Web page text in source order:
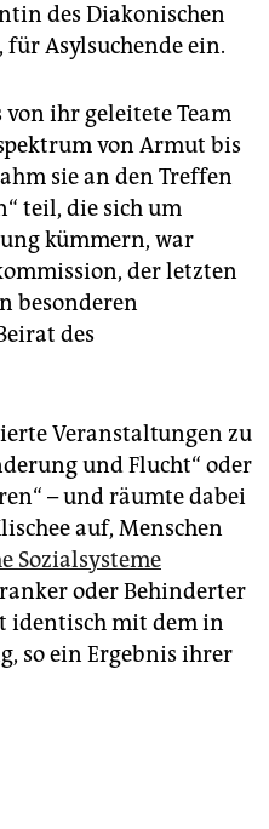
des Diakonischen
für Asylsuchende ein.
ihr geleitete Team
von Armut bis
sie an den Treffen
teil, die sich um
kümmern, war
der letzten
besonderen
des
Veranstaltungen zu
und Flucht“ oder
– und räumte dabei
auf, Menschen
Sozialsysteme
oder Behinderter
identisch mit dem in
so ein Ergebnis ihrer